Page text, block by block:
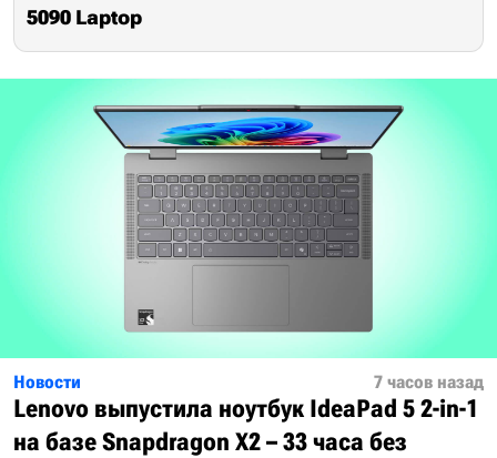
5090 Laptop
Новости 7 часов назад
Lenovo выпустила ноутбук IdeaPad 5 2-in-1
на базе Snapdragon X2 – 33 часа без